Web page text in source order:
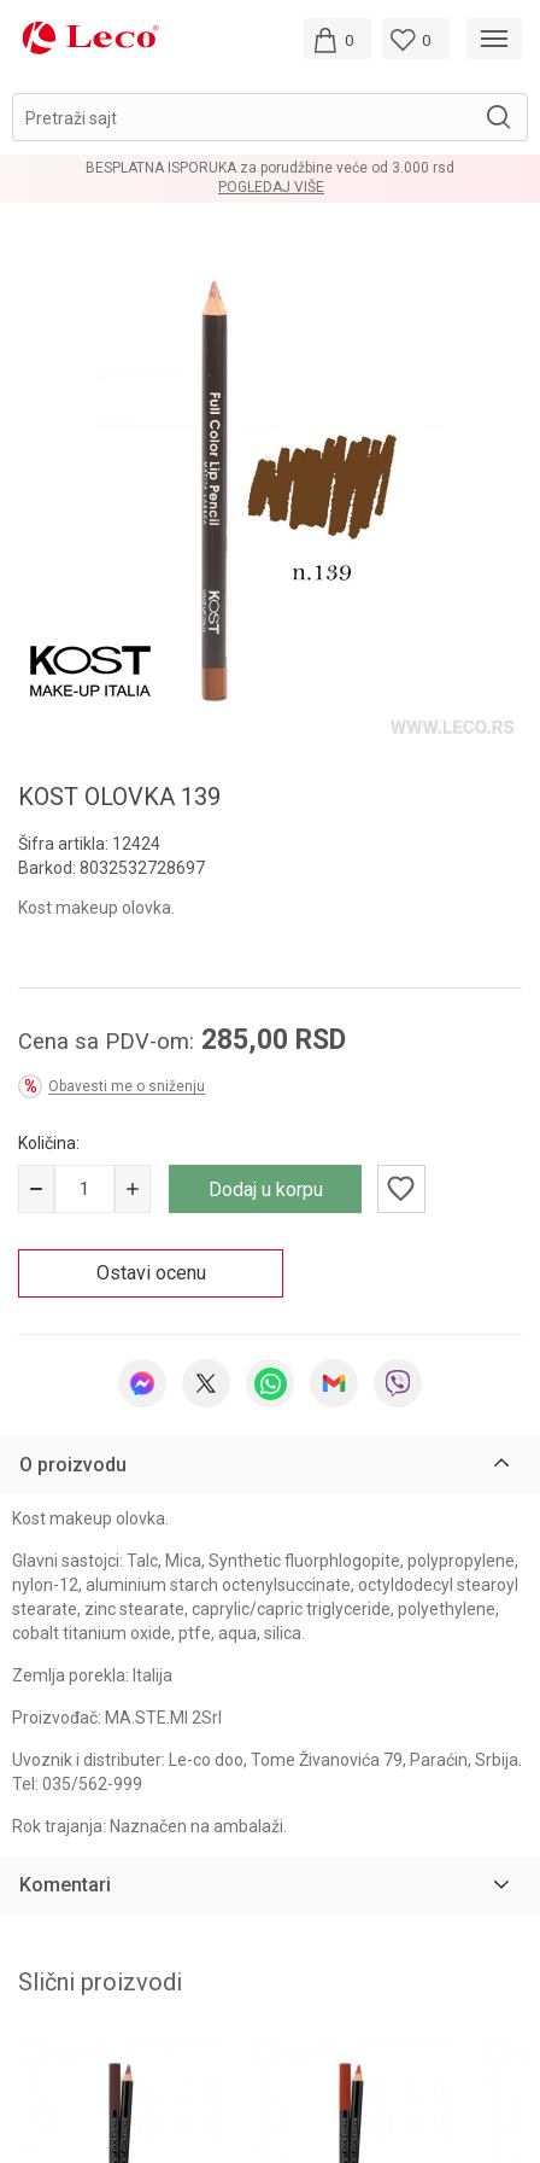
Pretraži sajt
0 0
BESPLATNA ISPORUKA za porudžbine veće od 3.000 rsd
POGLEDAJ VIŠE
KOST OLOVKA 139
Šifra artikla: 12424
Barkod: 8032532728697
Kost makeup olovka.
Cena sa PDV-om: 285,00 RSD
Obavesti me o sniženju
Količina:
Dodaj u korpu
Ostavi ocenu
O proizvodu
Kost makeup olovka.
Glavni sastojci: Talc, Mica, Synthetic fluorphlogopite, polypropylene,
nylon-12, aluminium starch octenylsuccinate, octyldodecyl stearoyl
stearate, zinc stearate, caprylic/capric triglyceride, polyethylene,
cobalt titanium oxide, ptfe, aqua, silica.
Zemlja porekla: Italija
Proizvođač: MA.STE.MI 2Srl
Uvoznik i distributer: Le-co doo, Tome Živanovića 79, Paraćin, Srbija.
Tel: 035/562-999
Rok trajanja: Naznačen na ambalaži.
Komentari
Slični proizvodi